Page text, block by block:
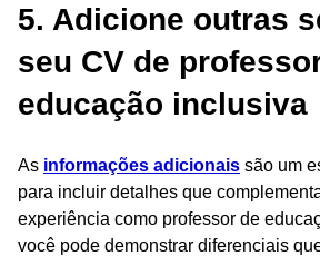
5. Adicione outras
seu CV de
educação inclusiva
As informações adicionais são um
para incluir detalhes que
experiência como professor de
você pode demonstrar diferenciais